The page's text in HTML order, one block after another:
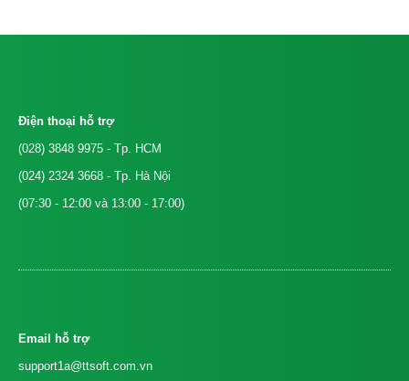
Điện thoại hỗ trợ
(028) 3848 9975 - Tp. HCM
(024) 2324 3668 - Tp. Hà Nội
(07:30 - 12:00 và 13:00 - 17:00)
Email hỗ trợ
support1a@ttsoft.com.vn